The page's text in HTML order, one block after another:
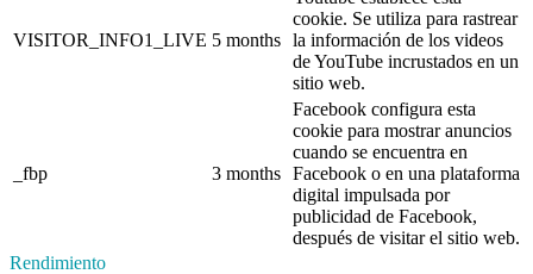
VISITOR_INFO1_LIVE 5 months
cookie. Se utiliza para rastrear
la información de los videos
de YouTube incrustados en un
sitio web.
_fbp 3 months
Facebook configura esta
cookie para mostrar anuncios
cuando se encuentra en
Facebook o en una plataforma
digital impulsada por
publicidad de Facebook,
después de visitar el sitio web.
Rendimiento